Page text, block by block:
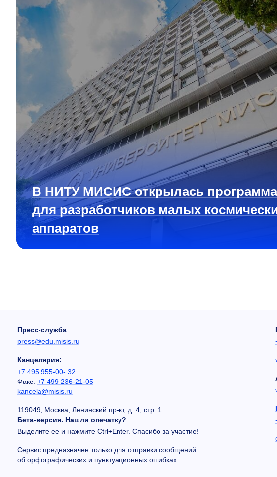
В НИТУ МИСИС открылась
для разработчиков малых
аппаратов
Пресс-служба
press@edu.misis.ru
Канцелярия:
+7 495 955-00- 32
Факс: +7 499 236-21-05
kancela@misis.ru
119049, Москва, Ленинский пр-кт, д. 4, стр. 1
Бета-версия. Нашли опечатку?
Выделите ее и нажмите Ctrl+Enter. Спасибо за участие!
Сервис предназначен только для отправки сообщений
об орфографических и пунктуационных ошибках.